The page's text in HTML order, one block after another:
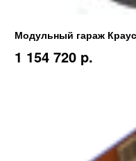
Модульный гараж
1 154 720 p.